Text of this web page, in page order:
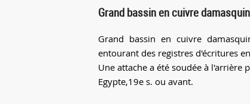
Grand bassin en cuivre
Grand bassin en cuivre
entourant des registres d'écritures
Une attache a été soudée à l'arrière
Egypte,19e s. ou avant.